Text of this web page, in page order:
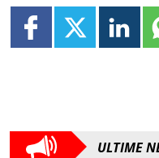
ULTIME